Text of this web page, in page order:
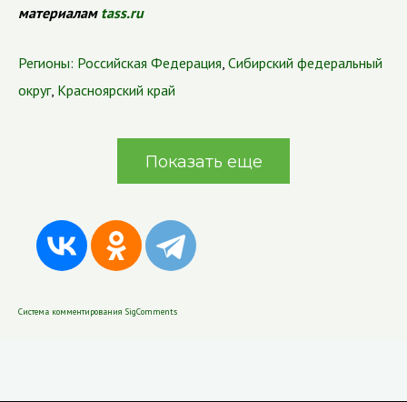
материалам tass.ru
Регионы: Российская Федерация, Сибирский федеральный
округ, Красноярский край
Показать еще
Система комментирования SigComments